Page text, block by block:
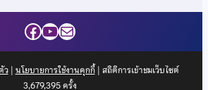
Facebook
YouTube
Mail
ว| นโยบายการใช้งานคุกกี้| สถิติการเข้าชมเว็บไซต์
3,679,395ครั้ง